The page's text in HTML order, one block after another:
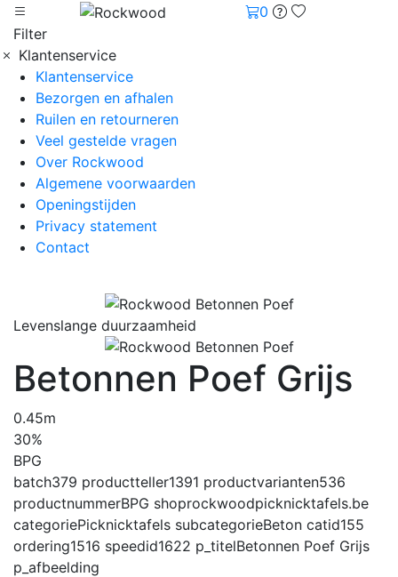
0
Filter
Klantenservice
Klantenservice
Bezorgen en afhalen
Ruilen en retourneren
Veel gestelde vragen
Over Rockwood
Algemene voorwaarden
Openingstijden
Privacy statement
Contact
Levenslange duurzaamheid
Betonnen Poef Grijs
0.45m
30%
BPG
batch379 productteller1391 productvarianten536
productnummerBPG shoprockwoodpicknicktafels.be
categoriePicknicktafels subcategorieBeton catid155
ordering1516 speedid1622 p_titelBetonnen Poef Grijs
p_afbeelding